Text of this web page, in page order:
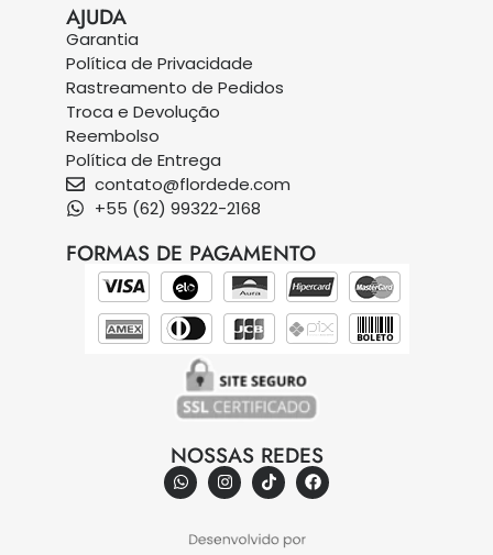
AJUDA
Garantia
Política de Privacidade
Rastreamento de Pedidos
Troca e Devolução
Reembolso
Política de Entrega
contato@flordede.com
+55 (62) 99322-2168
FORMAS DE PAGAMENTO
NOSSAS REDES